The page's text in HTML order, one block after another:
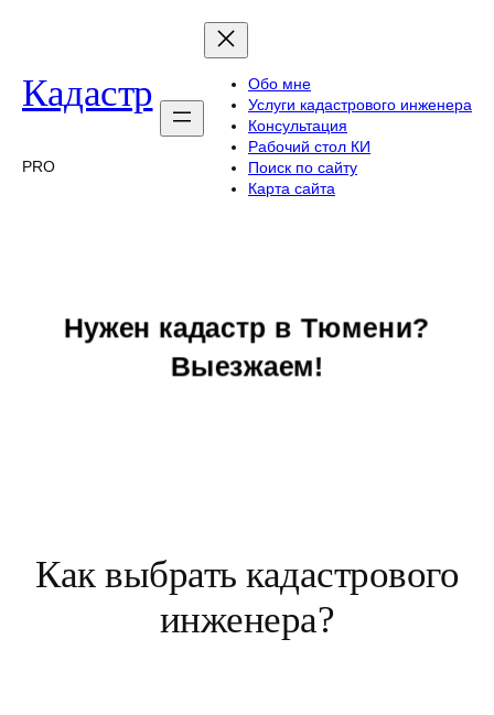
Кадастр
PRO
Обо мне
Услуги кадастрового инженера
Консультация
Рабочий стол КИ
Поиск по сайту
Карта сайта
Нужен кадастр в Тюмени?
Выезжаем!
Как выбрать кадастрового
инженера?